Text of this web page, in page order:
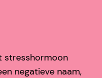
stresshormoon
negatieve naam,